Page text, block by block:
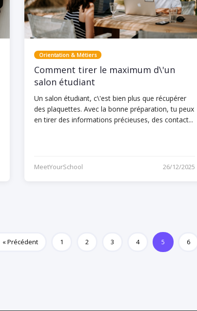
Orientation & Métiers
Comment tirer le maximum d\'un
salon étudiant
Un salon étudiant, c\'est bien plus que récupérer
des plaquettes. Avec la bonne préparation, tu peux
en tirer des informations précieuses, des contact...
MeetYourSchool 26/12/2025
« Précédent 1 2 3 4 5 6